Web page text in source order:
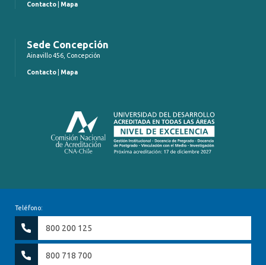
Contacto Mapa
Sede Concepción
Ainavillo 456, Concepción
Contacto Mapa
Teléfono:
800 200 125
800 718 700